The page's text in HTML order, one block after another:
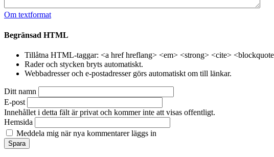
Om textformat
Begränsad HTML
Tillåtna HTML-taggar: <a href hreflang> <em> <strong> <cite>
Rader och stycken bryts automatiskt.
Webbadresser och e-postadresser görs automatiskt om till länkar.
Ditt namn
E-post
Innehållet i detta fält är privat och kommer inte att visas offentligt.
Hemsida
Meddela mig när nya kommentarer läggs in